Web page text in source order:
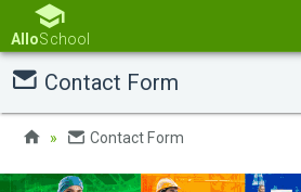
AlloSchool
Contact Form
Contact Form